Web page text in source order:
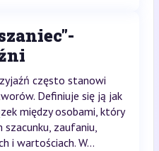
często stanowi
Definiuje się ją jak
między osobami, który
zaufaniu,
i wartościach. W...